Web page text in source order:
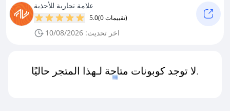
علامة تجارية للأحذية
5.0 (0 تقييمات)
اخر تحديث: 10/08/2026
لا توجد كوبونات متاحة لـهذا المتجر حاليًا.